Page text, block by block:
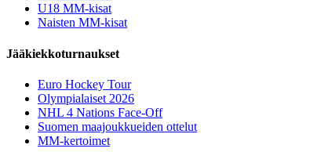
U18 MM-kisat
Naisten MM-kisat
Jääkiekkoturnaukset
Euro Hockey Tour
Olympialaiset 2026
NHL 4 Nations Face-Off
Suomen maajoukkueiden ottelut
MM-kertoimet